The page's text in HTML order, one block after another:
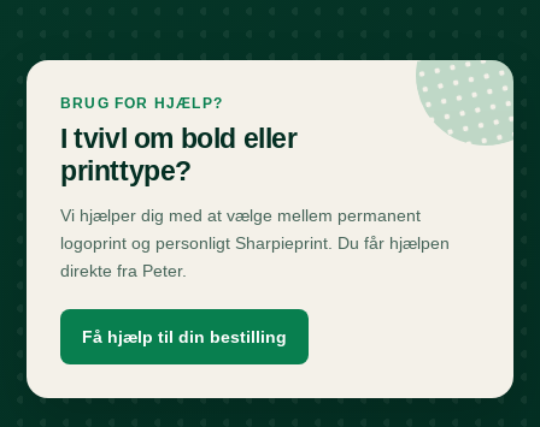
BRUG FOR HJÆLP?
I tvivl om bold eller
printtype?
Vi hjælper dig med at vælge mellem permanent
logoprint og personligt Sharpieprint. Du får hjælpen
direkte fra Peter.
Få hjælp til din bestilling